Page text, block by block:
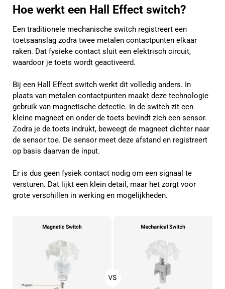
Hoe werkt een Hall Effect switch?
Een traditionele mechanische switch registreert een
toetsaanslag zodra twee metalen contactpunten elkaar
raken. Dat fysieke contact sluit een elektrisch circuit,
waardoor je toets wordt geactiveerd.
Bij een Hall Effect switch werkt dit volledig anders. In
plaats van metalen contactpunten maakt deze technologie
gebruik van magnetische detectie. In de switch zit een
kleine magneet en onder de toets bevindt zich een sensor.
Zodra je de toets indrukt, beweegt de magneet dichter naar
de sensor toe. De sensor meet deze afstand en registreert
op basis daarvan de input.
Er is dus geen fysiek contact nodig om een signaal te
versturen. Dat lijkt een klein detail, maar het zorgt voor
grote verschillen in werking en mogelijkheden.